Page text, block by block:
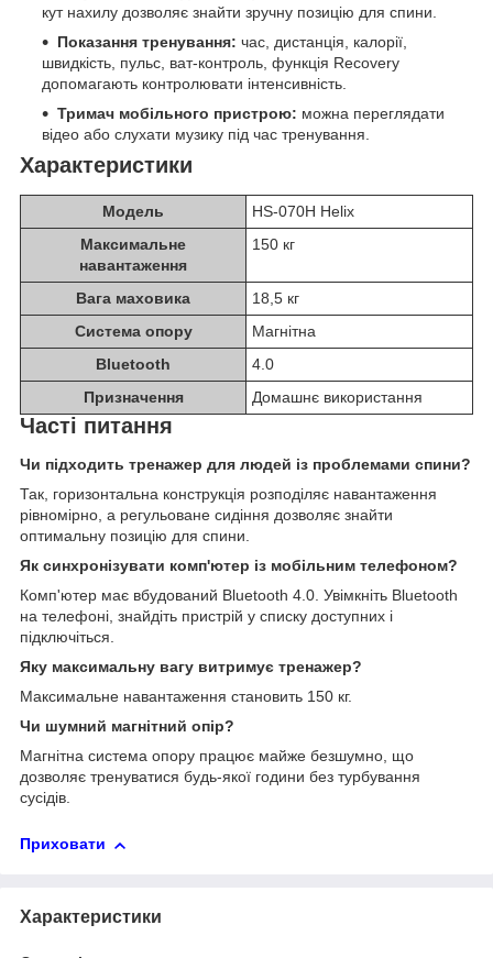
кут нахилу дозволяє знайти зручну позицію для спини.
Показання тренування: час, дистанція, калорії,
швидкість, пульс, ват-контроль, функція Recovery
допомагають контролювати інтенсивність.
Тримач мобільного пристрою: можна переглядати
відео або слухати музику під час тренування.
Характеристики
Модель
HS-070H Helix
Максимальне
навантаження
150 кг
Вага маховика
18,5 кг
Система опору
Магнітна
Bluetooth
4.0
Призначення
Домашнє використання
Часті питання
Чи підходить тренажер для людей із проблемами спини?
Так, горизонтальна конструкція розподіляє навантаження
рівномірно, а регульоване сидіння дозволяє знайти
оптимальну позицію для спини.
Як синхронізувати комп'ютер із мобільним телефоном?
Комп'ютер має вбудований Bluetooth 4.0. Увімкніть Bluetooth
на телефоні, знайдіть пристрій у списку доступних і
підключіться.
Яку максимальну вагу витримує тренажер?
Максимальне навантаження становить 150 кг.
Чи шумний магнітний опір?
Магнітна система опору працює майже безшумно, що
дозволяє тренуватися будь-якої години без турбування
сусідів.
Приховати
Характеристики